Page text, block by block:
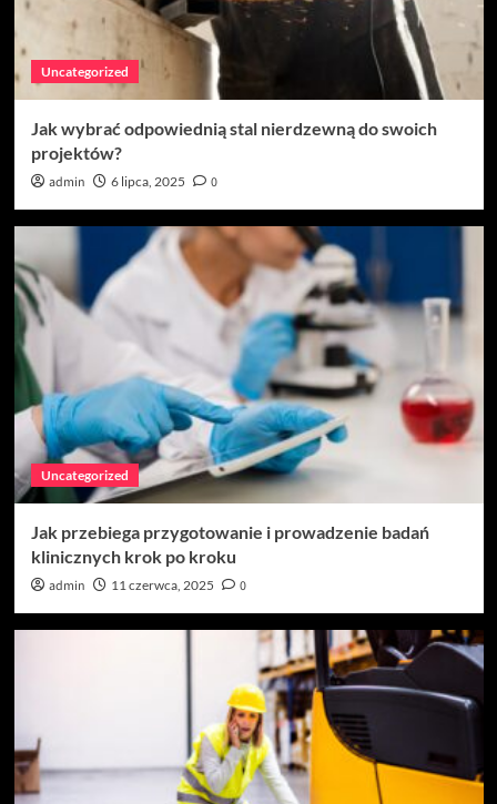
Uncategorized
Jak wybrać odpowiednią stal nierdzewną do swoich
projektów?
admin 6 lipca, 2025 0
Uncategorized
Jak przebiega przygotowanie i prowadzenie badań
klinicznych krok po kroku
admin 11 czerwca, 2025 0